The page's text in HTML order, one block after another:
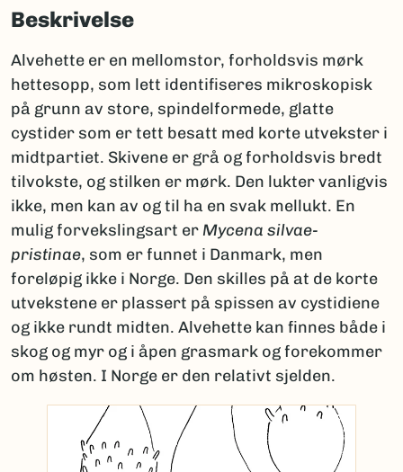
Beskrivelse
Alvehette er en mellomstor, forholdsvis mørk
hettesopp, som lett identifiseres mikroskopisk
på grunn av store, spindelformede, glatte
cystider som er tett besatt med korte utvekster i
midtpartiet. Skivene er grå og forholdsvis bredt
tilvokste, og stilken er mørk. Den lukter vanligvis
ikke, men kan av og til ha en svak mellukt. En
mulig forvekslingsart er Mycena silvae-
pristinae, som er funnet i Danmark, men
foreløpig ikke i Norge. Den skilles på at de korte
utvekstene er plassert på spissen av cystidiene
og ikke rundt midten. Alvehette kan finnes både i
skog og myr og i åpen grasmark og forekommer
om høsten. I Norge er den relativt sjelden.